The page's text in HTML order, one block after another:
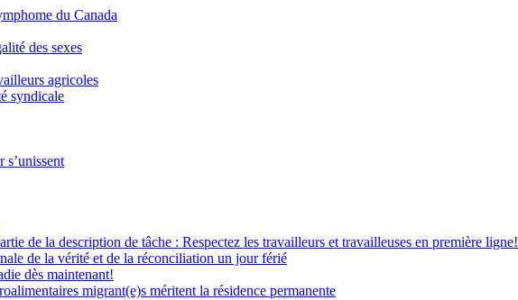
du Canada
des sexes
agricoles
syndicale
s’unissent
de la description de tâche : Respectez les travailleurs et travailleuses en première ligne!
de la vérité et de la réconciliation un jour férié
dès maintenant!
migrant(e)s méritent la résidence permanente